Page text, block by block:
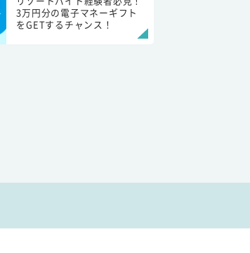
3万円分の電子マネーギフト
をGETするチャンス！